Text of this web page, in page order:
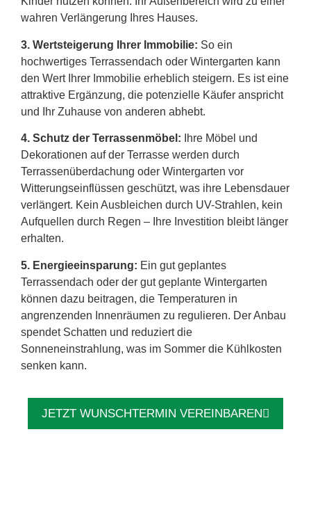
wahren Verlängerung Ihres Hauses.
3. Wertsteigerung Ihrer Immobilie: So ein
hochwertiges Terrassendach oder Wintergarten kann
den Wert Ihrer Immobilie erheblich steigern. Es ist eine
attraktive Ergänzung, die potenzielle Käufer anspricht
und Ihr Zuhause von anderen abhebt.
4. Schutz der Terrassenmöbel: Ihre Möbel und
Dekorationen auf der Terrasse werden durch
Terrassenüberdachung oder Wintergarten vor
Witterungseinflüssen geschützt, was ihre Lebensdauer
verlängert. Kein Ausbleichen durch UV-Strahlen, kein
Aufquellen durch Regen – Ihre Investition bleibt länger
erhalten.
5. Energieeinsparung: Ein gut geplantes
Terrassendach oder der gut geplante Wintergarten
können dazu beitragen, die Temperaturen in
angrenzenden Innenräumen zu regulieren. Der Anbau
spendet Schatten und reduziert die
Sonneneinstrahlung, was im Sommer die Kühlkosten
senken kann.
JETZT WUNSCHTERMIN VEREINBAREN